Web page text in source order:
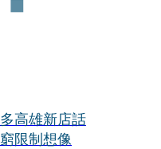
高雄新店話
限制想像